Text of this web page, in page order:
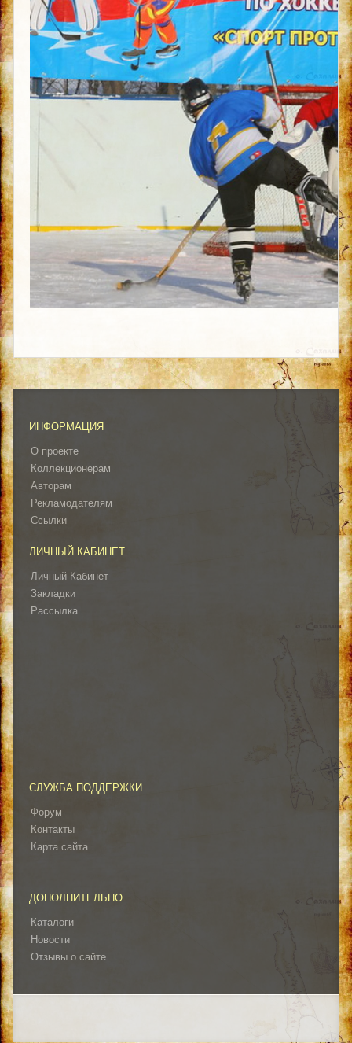
ИНФОРМАЦИЯ
О проекте
Коллекционерам
Авторам
Рекламодателям
Ссылки
ЛИЧНЫЙ КАБИНЕТ
Личный Кабинет
Закладки
Рассылка
СЛУЖБА ПОДДЕРЖКИ
Форум
Контакты
Карта сайта
ДОПОЛНИТЕЛЬНО
Каталоги
Новости
Отзывы о сайте